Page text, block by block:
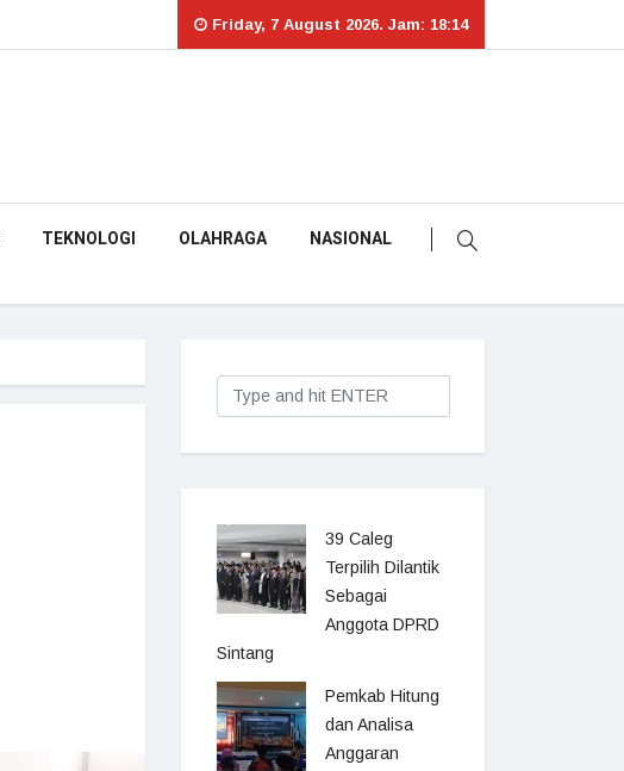
Friday, 7 August 2026. Jam: 18:14
TEKNOLOGI OLAHRAGA NASIONAL
39 Caleg
Terpilih Dilantik
Sebagai
Anggota DPRD
Sintang
Pemkab Hitung
dan Analisa
Anggaran